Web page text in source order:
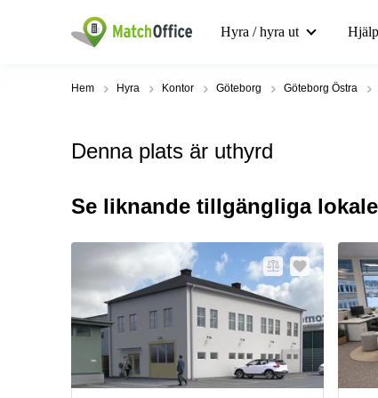
Hyra / hyra ut Hjälp
Hem Hyra Kontor Göteborg Göteborg Östra
Denna plats är uthyrd
Se liknande tillgängliga